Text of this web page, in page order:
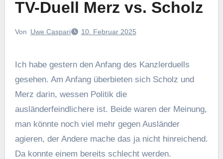
TV-Duell Merz vs. Scholz
Von Uwe Caspari 10. Februar 2025
Ich habe gestern den Anfang des Kanzlerduells
gesehen. Am Anfang überbieten sich Scholz und
Merz darin, wessen Politik die
ausländerfeindlichere ist. Beide waren der Meinung,
man könnte noch viel mehr gegen Ausländer
agieren, der Andere mache das ja nicht hinreichend.
Da konnte einem bereits schlecht werden.